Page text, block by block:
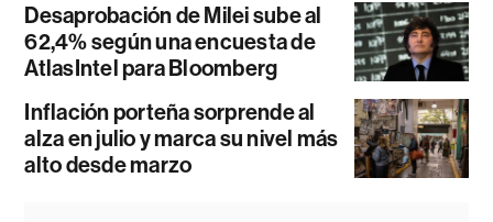
Desaprobación de Milei sube al
62,4% según una encuesta de
AtlasIntel para Bloomberg
Inflación porteña sorprende al
alza en julio y marca su nivel más
alto desde marzo